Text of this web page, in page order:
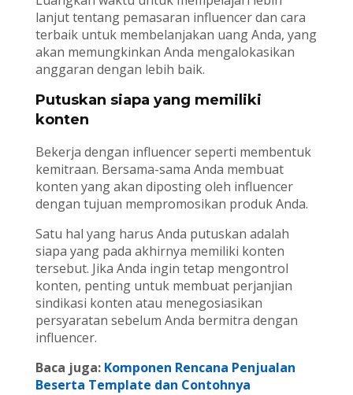
lanjut tentang pemasaran influencer dan cara
terbaik untuk membelanjakan uang Anda, yang
akan memungkinkan Anda mengalokasikan
anggaran dengan lebih baik.
Putuskan siapa yang memiliki
konten
Bekerja dengan influencer seperti membentuk
kemitraan. Bersama-sama Anda membuat
konten yang akan diposting oleh influencer
dengan tujuan mempromosikan produk Anda.
Satu hal yang harus Anda putuskan adalah
siapa yang pada akhirnya memiliki konten
tersebut. Jika Anda ingin tetap mengontrol
konten, penting untuk membuat perjanjian
sindikasi konten atau menegosiasikan
persyaratan sebelum Anda bermitra dengan
influencer.
Baca juga: Komponen Rencana Penjualan
Beserta Template dan Contohnya